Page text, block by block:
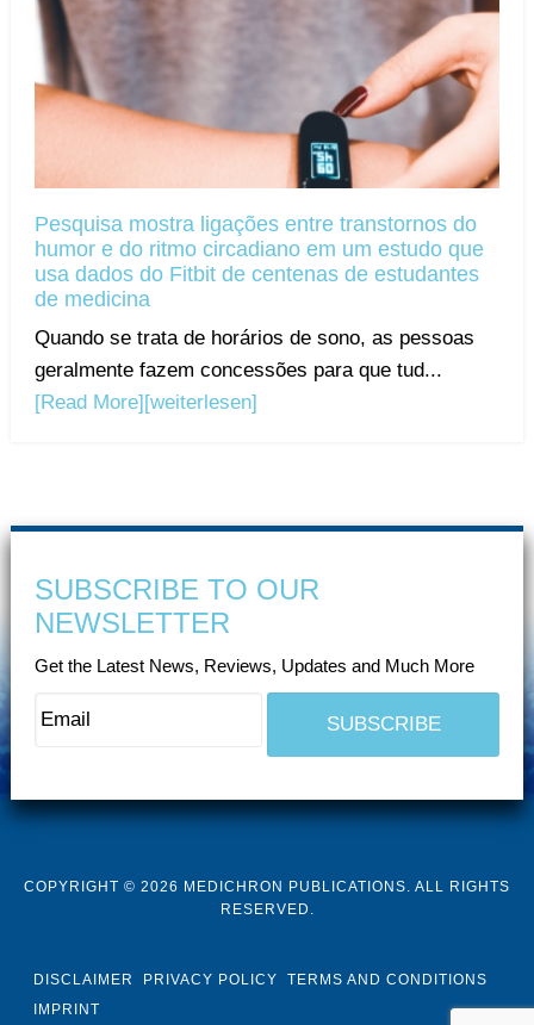
Pesquisa mostra ligações entre transtornos do
humor e do ritmo circadiano em um estudo que
usa dados do Fitbit de centenas de estudantes
de medicina
Quando se trata de horários de sono, as pessoas
geralmente fazem concessões para que tud...
[Read More][weiterlesen]
SUBSCRIBE TO OUR
NEWSLETTER
Get the Latest News, Reviews, Updates and Much More
COPYRIGHT © 2026 MEDICHRON PUBLICATIONS. ALL RIGHTS
RESERVED.
DISCLAIMER PRIVACY POLICY
TERMS AND CONDITIONS
IMPRINT